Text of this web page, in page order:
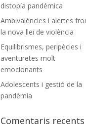
distopía pandémica
Ambivalències i alertes
la nova llei de violència
Equilibrismes, peripècies i
aventuretes molt
emocionants
Adolescents i gestió de la
pandèmia
Comentaris recents